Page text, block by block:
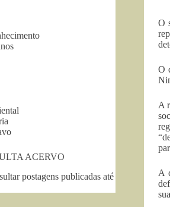
O
O
A
A
ACERVO
postagens publicadas até